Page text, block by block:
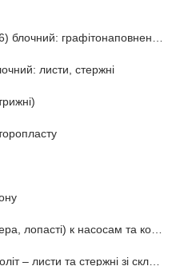
листи, стержні